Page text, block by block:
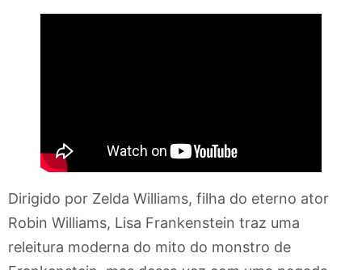
Dirigido por Zelda Williams, filha do eterno ator
Robin Williams, Lisa Frankenstein traz uma
releitura moderna do mito do monstro de